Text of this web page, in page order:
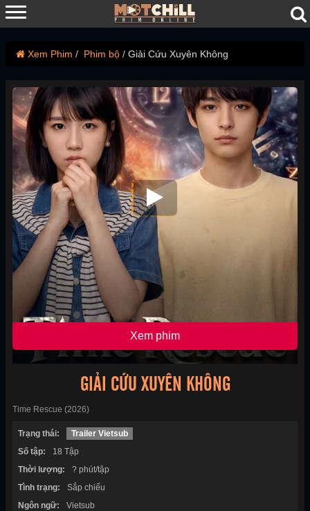
Xem Phim Phim bộ Giải Cứu Xuyên Không
Xem phim
GIẢI CỨU XUYÊN KHÔNG
Time Rescue (2026)
Trạng thái:
Trailer Vietsub
Số tập:
18 Tập
Thời lượng:
? phút/tập
Tình trạng:
Sắp chiếu
Ngôn ngữ:
Vietsub